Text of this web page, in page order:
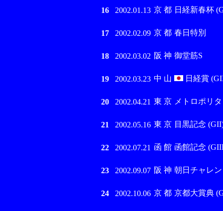
16 2002.01.13 京 都 日経新春杯
17 2002.02.09 京 都 春日特別
18 2002.03.02 阪 神 御堂筋S
19 2002.03.23 中 山 日経賞
20 2002.04.21 東 京 メトロポリ
21 2002.05.16 東 京 目黒記念
22 2002.07.21 函 館 函館記念
23 2002.09.07 阪 神 朝日チャレ
24 2002.10.06 京 都 京都大賞典